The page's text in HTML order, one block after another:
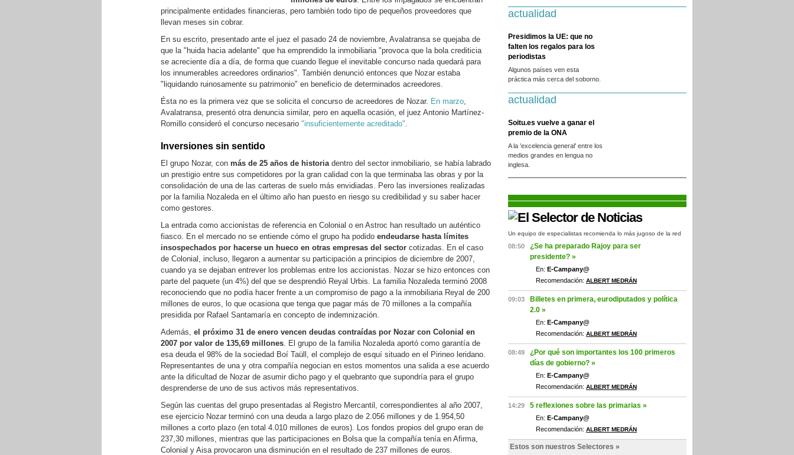
principalmente entidades financieras, pero también todo tipo de pequeños proveedores que
llevan meses sin cobrar.
En su escrito, presentado ante el juez el pasado 24 de noviembre, Avalatransa se quejaba de
que la "huida hacia adelante" que ha emprendido la inmobiliaria "provoca que la bola crediticia
se acreciente día a día, de forma que cuando llegue el inevitable concurso nada quedará para
los innumerables acreedores ordinarios". También denunció entonces que Nozar estaba
"liquidando ruinosamente su patrimonio" en beneficio de determinados acreedores.
Ésta no es la primera vez que se solicita el concurso de acreedores de Nozar. En marzo,
Avalatransa, presentó otra denuncia similar, pero en aquella ocasión, el juez Antonio Martínez-
Romillo consideró el concurso necesario "insuficientemente acreditado".
Inversiones sin sentido
El grupo Nozar, con más de 25 años de historiadentro del sector inmobiliario, se había labrado
un prestigio entre sus competidores por la gran calidad con la que terminaba las obras y por la
consolidación de una de las carteras de suelo más envidiadas. Pero las inversiones realizadas
por la familia Nozaleda en el último año han puesto en riesgo su credibilidad y su saber hacer
como gestores.
La entrada como accionistas de referencia en Colonial o en Astroc han resultado un auténtico
fiasco. En el mercado no se entiende cómo el grupo ha podido endeudarse hasta límites
insospechados por hacerse un hueco en otras empresas del sector cotizadas. En el caso
de Colonial, incluso, llegaron a aumentar su participación a principios de diciembre de 2007,
cuando ya se dejaban entrever los problemas entre los accionistas. Nozar se hizo entonces con
parte del paquete (un 4%) del que se desprendió Reyal Urbis. La familia Nozaleda terminó 2008
reconociendo que no podía hacer frente a un compromiso de pago a la inmobiliaria Reyal de 200
millones de euros, lo que ocasiona que tenga que pagar más de 70 millones a la compañía
presidida por Rafael Santamaría en concepto de indemnización.
Además, el próximo 31 de enero vencen deudas contraídas por Nozar con Colonial en
2007 por valor de 135,69 millones. El grupo de la familia Nozaleda aportó como garantía de
esa deuda el 98% de la sociedad Boí Taüll, el complejo de esquí situado en el Pirineo leridano.
Representantes de una y otra compañía negocian en estos momentos una salida a ese acuerdo
ante la dificultad de Nozar de asumir dicho pago y el quebranto que supondría para el grupo
desprenderse de uno de sus activos más representativos.
Según las cuentas del grupo presentadas al Registro Mercantil, correspondientes al año 2007,
ese ejercicio Nozar terminó con una deuda a largo plazo de 2.056 millones y de 1.954,50
millones a corto plazo (en total 4.010 millones de euros). Los fondos propios del grupo eran de
237,30 millones, mientras que las participaciones en Bolsa que la compañía tenía en Afirma,
Colonial y Aisa provocaron una disminución en el resultado de 237 millones de euros.
actualidad
Presidimos la UE: que no
falten los regalos para los
periodistas
Algunos países ven esta
práctica más cerca del soborno.
actualidad
Soitu.es vuelve a ganar el
premio de la ONA
A la 'excelencia general' entre los
medios grandes en lengua no
inglesa.
Un equipo de especialistas recomienda lo más jugoso de la red
08:50
¿Se ha preparado Rajoy para ser
presidente? »
En: E-Campany@
Recomendación: ALBERT MEDRÁN
09:03
Billetes en primera, eurodiputados y política
2.0 »
En: E-Campany@
Recomendación: ALBERT MEDRÁN
08:49
¿Por qué son importantes los 100 primeros
días de gobierno? »
En: E-Campany@
Recomendación: ALBERT MEDRÁN
14:29 5 reflexiones sobre las primarias »
En: E-Campany@
Recomendación: ALBERT MEDRÁN
Estos son nuestros Selectores »